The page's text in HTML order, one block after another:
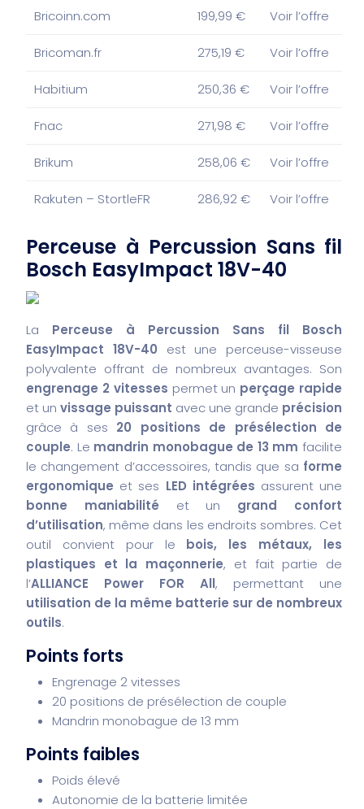
Bricoinn.com 199,99 € Voir l’offre
Bricoman.fr 275,19 € Voir l’offre
Habitium 250,36 € Voir l’offre
Fnac 271,98 € Voir l’offre
Brikum 258,06 € Voir l’offre
Rakuten – StortleFR 286,92 € Voir l’offre
Perceuse à Percussion Sans fil
Bosch EasyImpact 18V-40
La Perceuse à Percussion Sans fil Bosch
EasyImpact 18V-40 est une perceuse-visseuse
polyvalente offrant de nombreux avantages. Son
engrenage 2 vitesses permet un perçage rapide
et un vissage puissant avec une grande précision
grâce à ses 20 positions de présélection de
couple. Le mandrin monobague de 13 mm facilite
le changement d’accessoires, tandis que sa forme
ergonomique et ses LED intégrées assurent une
bonne maniabilité et un grand confort
d’utilisation, même dans les endroits sombres. Cet
outil convient pour le bois, les métaux, les
plastiques et la maçonnerie, et fait partie de
l’ALLIANCE Power FOR All, permettant une
utilisation de la même batterie sur de nombreux
outils.
Points forts
Engrenage 2 vitesses
20 positions de présélection de couple
Mandrin monobague de 13 mm
Points faibles
Poids élevé
Autonomie de la batterie limitée